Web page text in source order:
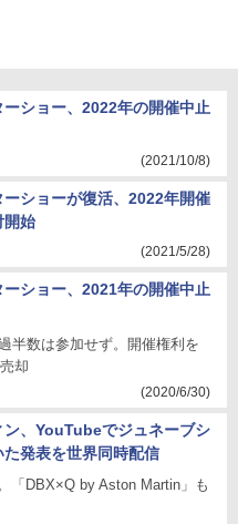
ショー、2022年の開催中止
(2021/10/8)
ショーが復活、2022年開催
開始
(2021/5/28)
ショー、2021年の開催中止
半数は参加せず。開催権利を
却
(2020/6/30)
ン、YouTubeでジュネーブシ
た発表を世界同時配信
「DBX×Q by Aston Martin」も